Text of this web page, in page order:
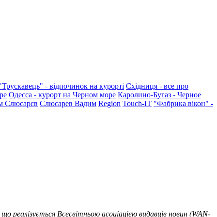
- відпочинок на курорті Східниця - все про
Одесса - курорт на Черном море Каролино-Бугаз - Черное
Слюсарєв Слюсарев Вадим Region Touch-IT "Фабрика вікон" -
Всесвітньою асоціацією видавців новин (WAN-